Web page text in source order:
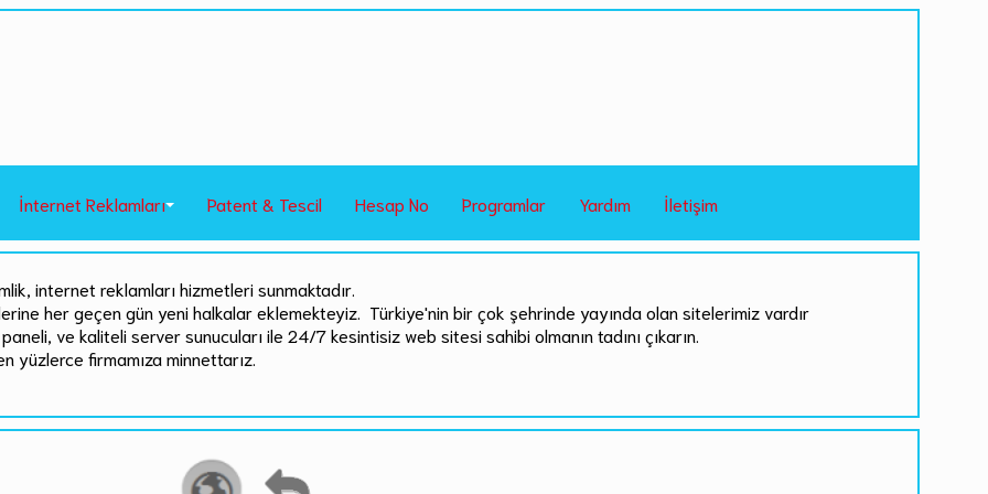
İnternet Reklamları Patent & Tescil Hesap No Programlar Yardım İletişim
internet reklamları hizmetleri sunmaktadır.
her geçen gün yeni halkalar eklemekteyiz. Türkiye'nin bir çok şehrinde yayında olan sitelerimiz vardır
ve kaliteli server sunucuları ile 24/7 kesintisiz web sitesi sahibi olmanın tadını çıkarın.
yüzlerce firmamıza minnettarız.